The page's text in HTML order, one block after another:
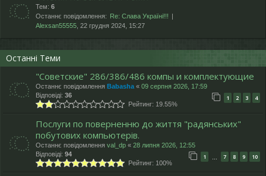
Тем: 6
Останнє повідомлення:
Re: Слава Україні!!!
Alexsan55555 , 22 грудня 2024, 15:27
Останні Теми
"Cоветские" 286/386/486 компы и комплектующие
Останнє повідомлення Babasha « 09 серпня 2026, 17:59
Відповіді: 36 1 2 3 4
Рейтинг: 19.55%
Послуги по поверненню до життя "радянських"
побутових компьютерів.
Останнє повідомлення val_dp « 28 липня 2026, 12:55
Відповіді: 94 1 … 7 8 9 10
Рейтинг: 100%